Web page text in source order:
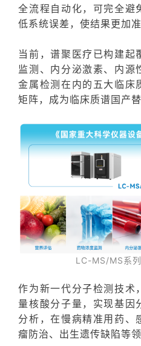
全流程自动化，可完全避
低系统误差，使结果更加准
当前，谱聚医疗已构建起
监测、内分泌激素、内源
金属检测在内的五大临床
矩阵，成为临床质谱国产
LC-MS/MS系
作为新一代分子检测技术
量核酸分子量 ，实现基因
分析 ，在慢病精准用药、
瘤防治、出生遗传缺陷等